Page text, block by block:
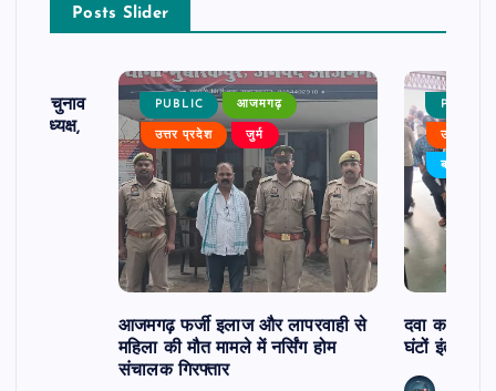
Posts Slider
का चुनाव
बने अध्यक्ष,
PUBLIC आजमगढ़
उत्तर प्रदेश जुर्म
आजमगढ़ फर्जी इलाज और लापरवाही से
महिला की मौत मामले में नर्सिंग होम
संचालक गिरफ्तार
PUBLIC
उत्तर
बड़ी खबर
दवा कक्ष में
घंटों इंतजार